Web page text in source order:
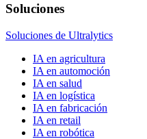
Soluciones
Soluciones de Ultralytics
IA en agricultura
IA en automoción
IA en salud
IA en logística
IA en fabricación
IA en retail
IA en robótica